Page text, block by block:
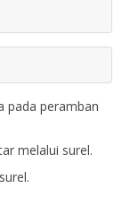
pada peramban
melalui surel.